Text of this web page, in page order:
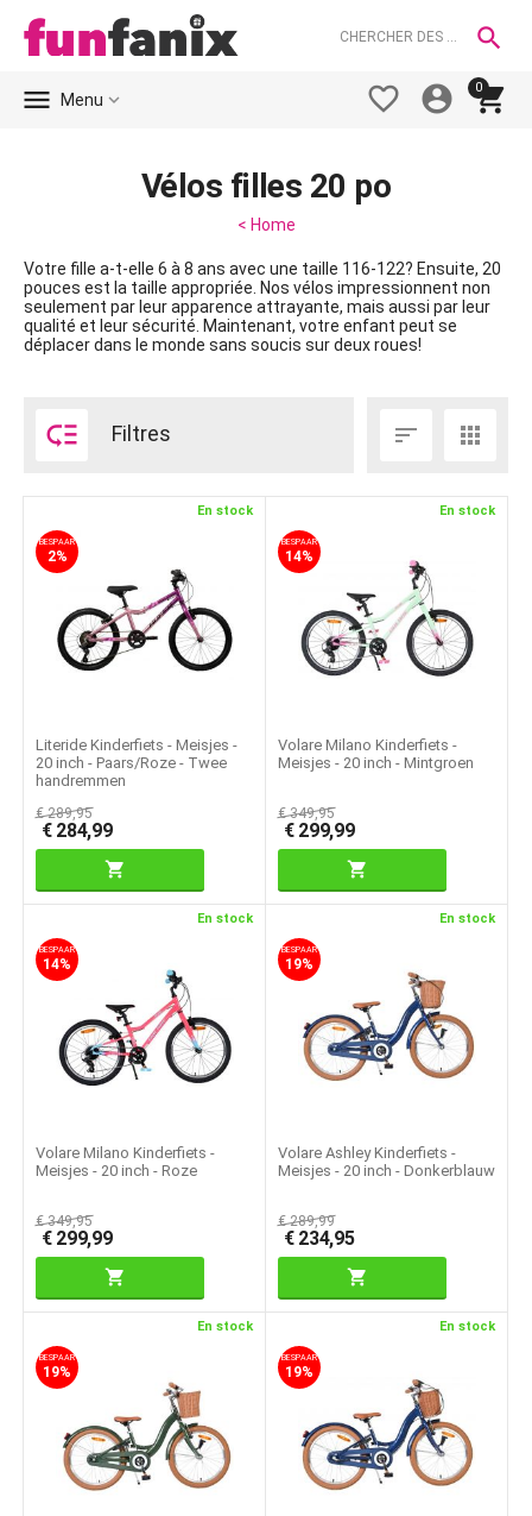

0



 Menu 
Vélos filles 20 po
< Home
Votre fille a-t-elle 6 à 8 ans avec une taille 116-122? Ensuite, 20
pouces est la taille appropriée. Nos vélos impressionnent non
seulement par leur apparence attrayante, mais aussi par leur
qualité et leur sécurité. Maintenant, votre enfant peut se
déplacer dans le monde sans soucis sur deux roues!
 Filtres  
En stock
BESPAAR
2%
Literide Kinderfiets - Meisjes -
20 inch - Paars/Roze - Twee
handremmen
€289,95
€ 284,99
En stock
BESPAAR
14%
Volare Milano Kinderfiets -
Meisjes - 20 inch - Mintgroen
€349,95
€ 299,99
En stock
BESPAAR
14%
Volare Milano Kinderfiets -
Meisjes - 20 inch - Roze
€349,95
€ 299,99
En stock
BESPAAR
19%
Volare Ashley Kinderfiets -
Meisjes - 20 inch - Donkerblauw
€289,99
€ 234,95
En stock
BESPAAR
19%
En stock
BESPAAR
19%